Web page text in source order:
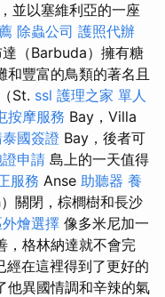
並以塞維利亞的一座
除蟲公司 護照代辦
（Barbuda）擁有糖
豐富的鳥類的著名且
St. ssl 護理之家 單人
按摩服務 Bay，Villa
國簽證 Bay，後者可
申請 島上的一天值得
服務 Anse 助聽器 養
關閉，棕櫚樹和長沙
燴選擇 像多米尼加一
，格林納達就不會完
經在這裡得到了更好的
他異國情調和辛辣的氣